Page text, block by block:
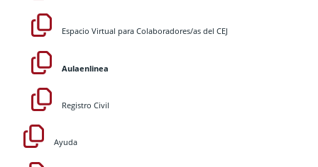
Espacio Virtual para Colaboradores/as del CEJ
Aulaenlinea
Registro Civil
Ayuda